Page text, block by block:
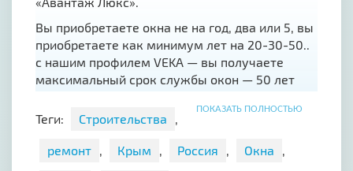
Вы приобретаете окна не на год, два или 5, вы
приобретаете как минимум лет на 20-30-50..
с нашим профилем VEKA — вы получаете
максимальный срок службы окон — 50 лет
стеклопакеты), ВАЖНО ЗНАТЬ, что срок
службы и качественная работа окон
возможны только при комплексном подходе
ПОКАЗАТЬ ПОЛНОСТЬЮ
Теги: Строительства ,
ремонт , Крым , Россия , Окна ,